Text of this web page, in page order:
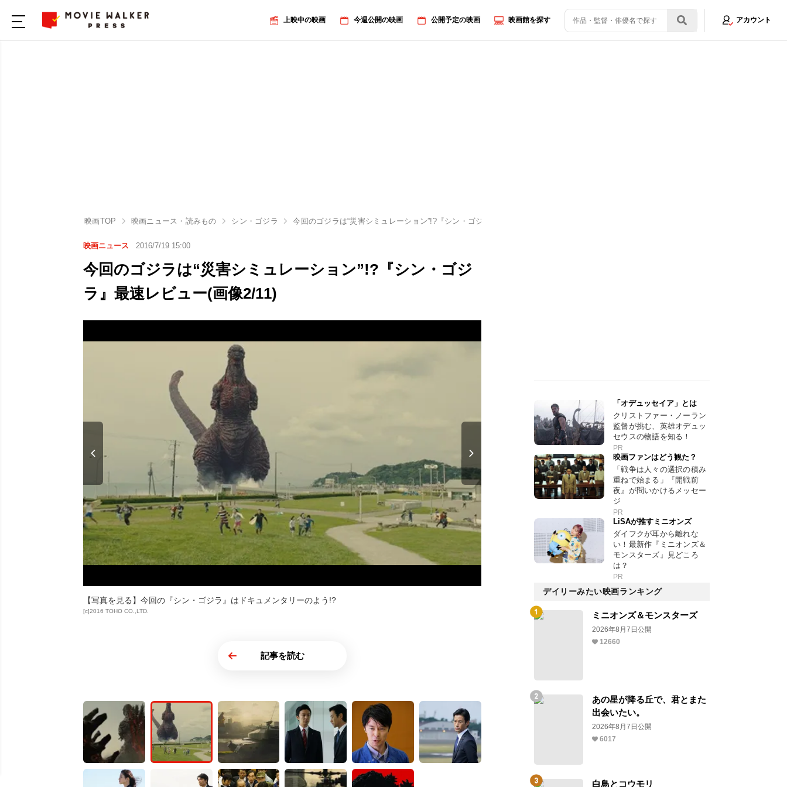
上映中の映画 今週公開の映画 公開予定の映画 映画館を探す アカウント
映画TOP 映画ニュース・読みもの シン・ゴジラ 今回のゴジラは“災害シミュレーション”!?『シン・ゴジラ』最速レビュー
映画ニュース 2016/7/19 15:00
今回のゴジラは“災害シミュレーション”!?『シン・ゴジ
ラ』最速レビュー(画像2/11)
【写真を見る】今回の『シン・ゴジラ』はドキュメンタリーのよう!?
[c]2016 TOHO CO.,LTD.
記事を読む
「オデュッセイア」とは
クリストファー・ノーラン
監督が挑む、英雄オデュッ
セウスの物語を知る！
PR
映画ファンはどう観た？
「戦争は人々の選択の積み
重ねで始まる」『開戦前
夜』が問いかけるメッセー
ジ
PR
LiSAが推すミニオンズ
ダイフクが耳から離れな
い！最新作『ミニオンズ＆
モンスターズ』見どころ
は？
PR
デイリーみたい映画ランキング
ミニオンズ＆モンスターズ
2026年8月7日公開
12660
あの星が降る丘で、君とまた
出会いたい。
2026年8月7日公開
6017
白鳥とコウモリ